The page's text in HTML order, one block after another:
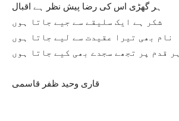
ہر گھڑی اس کی رضا پیش نظر ہے اقبال
شکر ہے ایک سلیقے سے جیے جاتا ہوں
نام بھی تیرا عقیدت سے لیے جاتا ہوں
ہر قدم پر تجھے سجدے بھی کیے جاتا ہوں
قاری وحید ظفر قاسمی